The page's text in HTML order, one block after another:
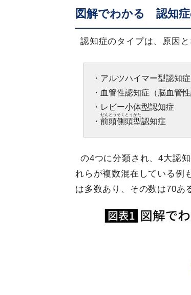
図解でわかる 認知
認知症のタイプは、原因と
・アルツハイマー型認知症
・血管性認知症（脳血管性
・レビー小体型認知症
・ 前頭側頭型
ぜんとうそくとうがた
認知症
の4つに分類され、4大認
れらが複数混在している例
は多数あり、その数は70あ